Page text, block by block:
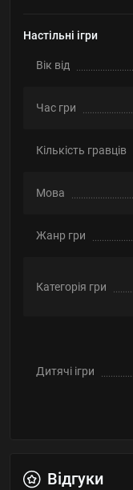
Настільні ігри
Вік від
Час гри
Кількість гравців
Мова
Жанр гри
Категорія гри
Дитячі ігри
Відгуки